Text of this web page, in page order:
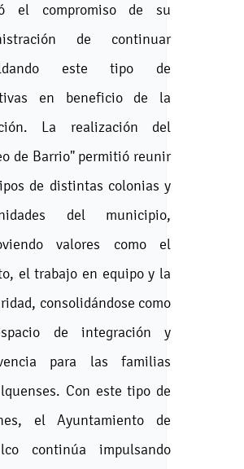
el compromiso de su
de continuar
este tipo de
en beneficio de la
La realización del
de Barrio" permitió reunir
de distintas colonias y
del municipio,
valores como el
el trabajo en equipo y la
consolidándose como
de integración y
para las familias
Con este tipo de
el Ayuntamiento de
continúa impulsando